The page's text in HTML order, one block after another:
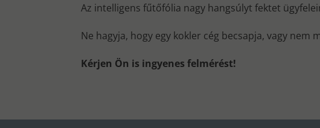
Az intelligens fűtőfólia nagy hangsúlyt fektet
Ne hagyja, hogy egy kokler cég becsapja, vagy
Kérjen Ön is ingyenes felmérést!